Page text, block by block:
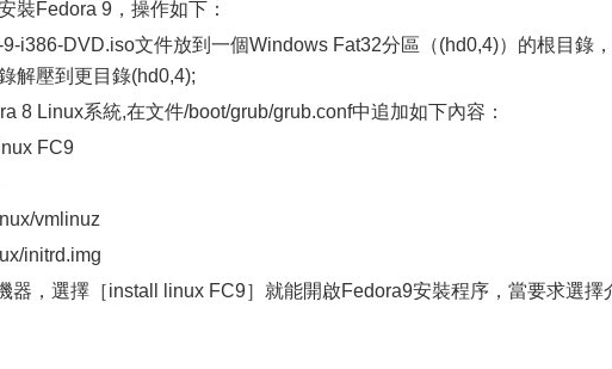
Fedora 9，操作如下：
DVD.iso文件放到一個Windows Fat32分區（(hd0,4)）的根目錄
解壓到更目錄(hd0,4);
Linux系統,在文件/boot/grub/grub.conf中追加如下內容：
FC9
vmlinuz
initrd.img
，選擇［install linux FC9］就能開啟Fedora9安裝程序，當要求選擇